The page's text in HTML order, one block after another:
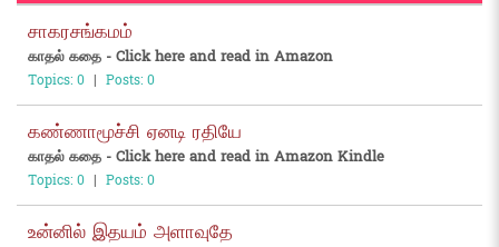
சாகரசங்கமம்
காதல் கதை - Click here and read in Amazon
Topics: 0 | Posts: 0
கண்ணாமூச்சி ஏனடி ரதியே
காதல் கதை - Click here and read in Amazon Kindle
Topics: 0 | Posts: 0
உன்னில் இதயம் அளாவுதே